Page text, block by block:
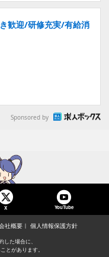
歓迎/研修充実/有給消
Sponsored by
X YouTube
社概要 個人情報保護方針
た場合に、
とがあります。